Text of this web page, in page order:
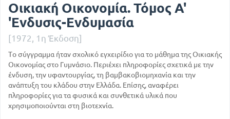
Οικιακή Οικονομία. Τόμος Α'
'Ενδυσις-Ενδυμασία
[1972, 1η Έκδοση]
Το σύγγραμμα ήταν σχολικό εγχειρίδιο για το μάθημα της Οικιακής
Οικονομίας στο Γυμνάσιο. Περιέχει πληροφορίες σχετικά με την
ένδυση, την υφαντουργίας, τη βαμβακοβιομηχανία και την
ανάπτυξη του κλάδου στην Ελλάδα. Επίσης, αναφέρει
πληροφορίες για τα φυσικά και συνθετικά υλικά που
χρησιμοποιούνται στη βιοτεχνία.